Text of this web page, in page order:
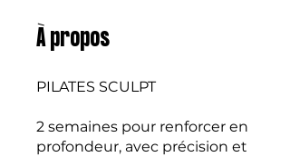
À propos
PILATES SCULPT
2 semaines pour renforcer en
profondeur, avec précision et